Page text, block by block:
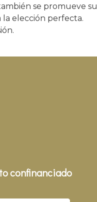
se promueve su
la elección perfecta.
confinanciado